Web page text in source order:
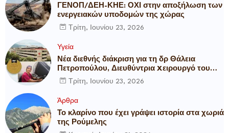
ΓΕΝΟΠ/ΔΕΗ-ΚΗΕ: ΟΧΙ στην αποξήλωση των
ενεργειακών υποδομών της χώρας
Τρίτη, Ιουνίου 23, 2026
Υγεία
Νέα διεθνής διάκριση για τη δρ Θάλεια
Πετροπούλου, Διευθύντρια Xειρουργό του
Metropolitan General
Τρίτη, Ιουνίου 23, 2026
Άρθρα
Το κλαρίνο που έχει γράψει ιστορία στα χωριά
της Ρούμελης